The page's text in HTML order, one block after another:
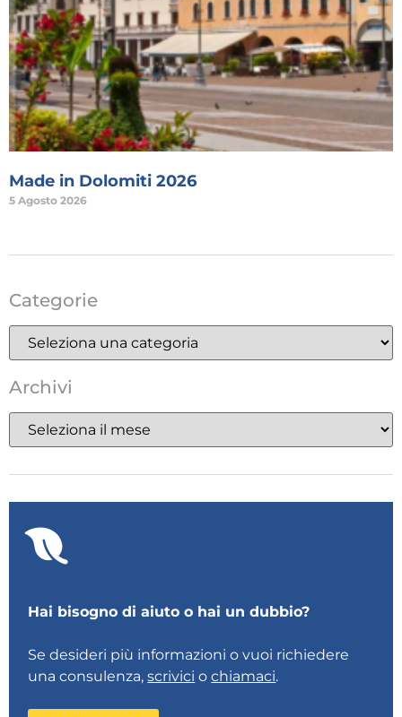
Made in Dolomiti 2026
5 Agosto 2026
Categorie
Archivi
Hai bisogno di aiuto o hai un dubbio?
Se desideri più informazioni o vuoi richiedere
una consulenza,scrivici ochiamaci.